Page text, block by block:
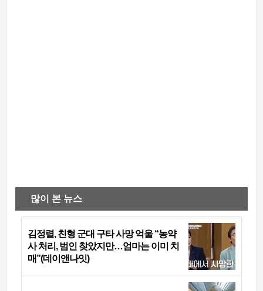
많이 본 뉴스
김정렬, 친형 군대 구타 사망 억울 “농약
사 처리, 범인 찾았지만…엄마는 이미 치
매”(데이앤나잇)